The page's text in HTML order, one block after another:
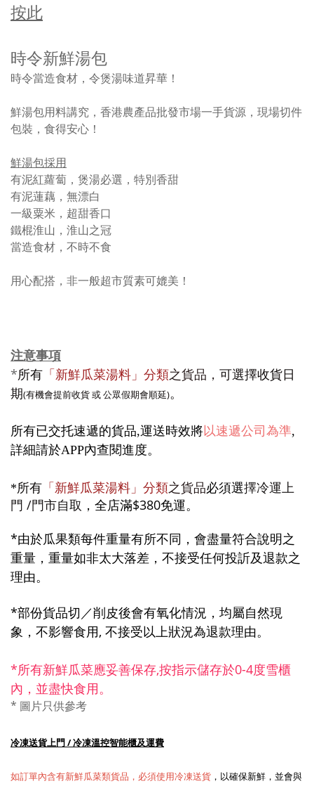
按此
時令新鮮湯包
時令當造食材，令煲湯味道昇華！
鮮湯包用料講究，香港農產品批發市場一手貨源，現場切件
包裝，食得安心！
鮮湯包採用
有泥紅蘿蔔，煲湯必選，特別香甜
有泥蓮藕，無漂白
一級粟米，超甜香口
鐵棍淮山，淮山之冠
當造食材，不時不食
用心配搭，非一般超市質素可媲美！
注意事項
*所有 「新鮮瓜菜湯料」分類之貨品， 可選擇收貨日
期(有機會提前收貨 或 公眾假期會順延)。
所有已交托速遞的貨品,運送時效將以速遞公司為準,
詳細請於APP內查閱進度。
*所有 「新鮮瓜菜湯料」分類之貨品必須選擇冷運上
門 /門市自取 ，全店滿$380免運。
*由於瓜果類每件重量有所不同，會盡量符合說明之
重量， 重量如非太大落差，不接受任何投訢及退款之
理由。
*部份貨品切／削皮後會有氧化情況，均屬自然現
象，不影響食用, 不接受以上狀況為退款理由。
*所有新鮮瓜菜應妥善保存,按指示儲存於0-4度雪櫃
內，並盡快食用。
* 圖片只供參考
冷凍送貨上門 / 冷凍溫控智能櫃及運費
如訂單內含有新鮮瓜菜類貨品，必須使用冷凍送貨 ，以確保新鮮，並會與